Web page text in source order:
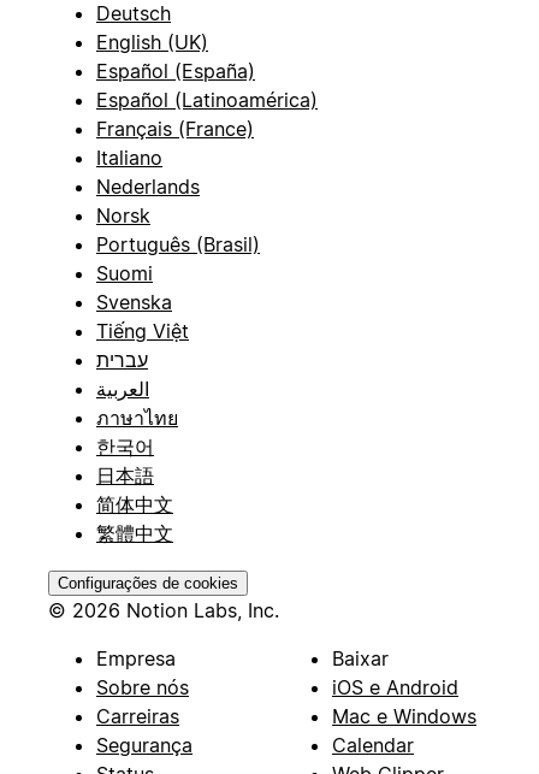
Deutsch
English (UK)
Español (España)
Español (Latinoamérica)
Français (France)
Italiano
Nederlands
Norsk
Português (Brasil)
Suomi
Svenska
Tiếng Việt
עברית
العربية
ภาษาไทย
한국어
日本語
简体中文
繁體中文
Configurações de cookies
© 2026 Notion Labs, Inc.
Empresa
Sobre nós
Carreiras
Segurança
Baixar
iOS e Android
Mac e Windows
Calendar